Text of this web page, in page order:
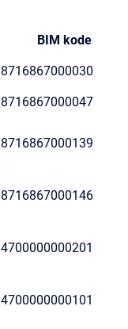
BIM kode
8716867000030
8716867000047
8716867000139
8716867000146
4700000000201
4700000000101